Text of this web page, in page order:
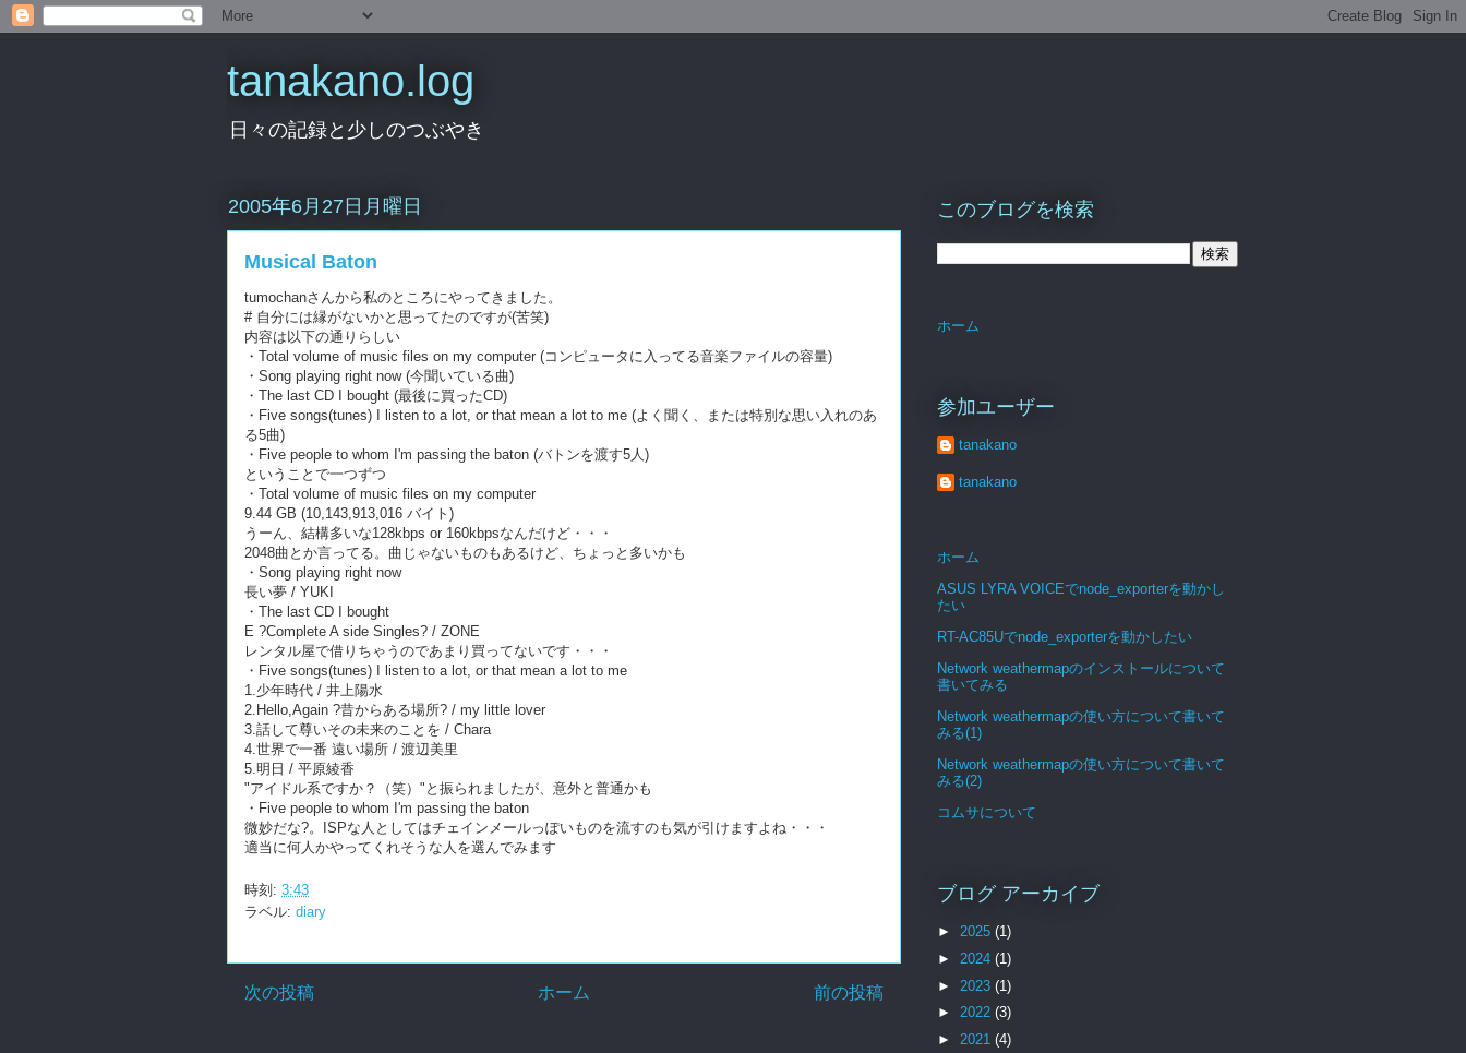
tanakano.log
日々の記録と少しのつぶやき
2005年6月27日月曜日
Musical Baton
tumochanさんから私のところにやってきました。
# 自分には縁がないかと思ってたのですが(苦笑)
内容は以下の通りらしい
・Total volume of music files on my computer (コンピュータに入ってる音楽ファイルの容量)
・Song playing right now (今聞いている曲)
・The last CD I bought (最後に買ったCD)
・Five songs(tunes) I listen to a lot, or that mean a lot to me (よく聞く、または特別な思い入れのあ
る5曲)
・Five people to whom I'm passing the baton (バトンを渡す5人)
ということで一つずつ
・Total volume of music files on my computer
9.44 GB (10,143,913,016 バイト)
うーん、結構多いな128kbps or 160kbpsなんだけど・・・
2048曲とか言ってる。曲じゃないものもあるけど、ちょっと多いかも
・Song playing right now
長い夢 / YUKI
・The last CD I bought
E ?Complete A side Singles? / ZONE
レンタル屋で借りちゃうのであまり買ってないです・・・
・Five songs(tunes) I listen to a lot, or that mean a lot to me
1.少年時代 / 井上陽水
2.Hello,Again ?昔からある場所? / my little lover
3.話して尊いその未来のことを / Chara
4.世界で一番 遠い場所 / 渡辺美里
5.明日 / 平原綾香
"アイドル系ですか？（笑）"と振られましたが、意外と普通かも
・Five people to whom I'm passing the baton
微妙だな?。ISPな人としてはチェインメールっぽいものを流すのも気が引けますよね・・・
適当に何人かやってくれそうな人を選んでみます
時刻: 3:43
ラベル: diary
次の投稿 前の投稿
ホーム
このブログを検索
ホーム
参加ユーザー
tanakano
tanakano
ホーム
ASUS LYRA VOICEでnode_exporterを動かし
たい
RT-AC85Uでnode_exporterを動かしたい
Network weathermapのインストールについて
書いてみる
Network weathermapの使い方について書いて
みる(1)
Network weathermapの使い方について書いて
みる(2)
コムサについて
ブログ アーカイブ
► 2025 (1)
► 2024 (1)
► 2023 (1)
► 2022 (3)
► 2021 (4)